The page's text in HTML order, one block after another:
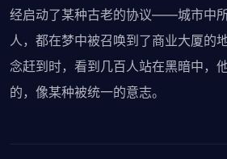
经启动了某种古老的协议——城市中
人，都在梦中被召唤到了商业大厦的
念赶到时，看到几百人站在黑暗中，
的，像某种被统一的意志。